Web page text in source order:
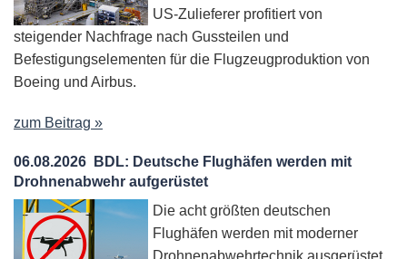
US-Zulieferer profitiert von
steigender Nachfrage nach Gussteilen und
Befestigungselementen für die Flugzeugproduktion von
Boeing und Airbus.
zum Beitrag »
06.08.2026
BDL: Deutsche Flughäfen werden mit
Drohnenabwehr aufgerüstet
Die acht größten deutschen
Flughäfen werden mit moderner
Drohnenabwehrtechnik ausgerüstet.